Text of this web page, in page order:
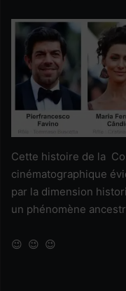
Cette histoire de la
cinématographique
par la dimension
un phénomène
😉 😉 😉